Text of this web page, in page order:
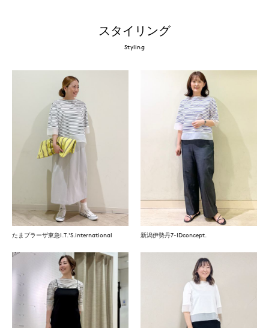
スタイリング
Styling
たまプラーザ東急I.T.'S.international 新潟伊勢丹7-IDconcept.